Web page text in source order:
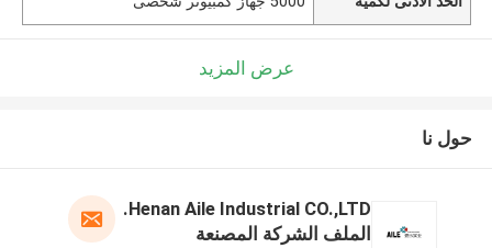
عرض المزيد
حول نا
Henan Aile Industrial CO.,LTD.
الملف الشركة المصنعة